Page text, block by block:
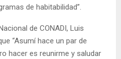
de habitabilidad”.
de CONADI, Luis
“Asumí hace un par de
hacer es reunirme y saludar